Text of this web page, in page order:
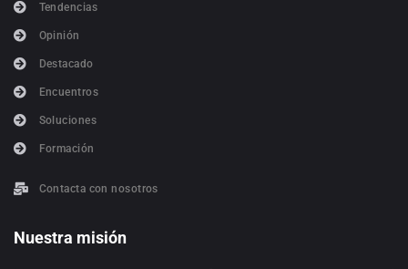
Tendencias
Opinión
Destacado
Encuentros
Soluciones
Formación
Contacta con nosotros
Nuestra misión